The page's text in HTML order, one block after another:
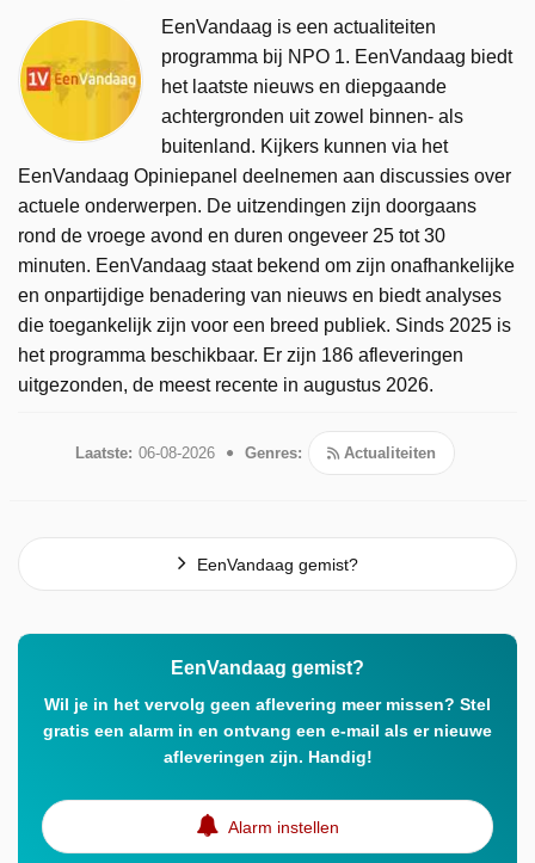
EenVandaag is een actualiteiten
programma bij NPO 1. EenVandaag biedt
het laatste nieuws en diepgaande
achtergronden uit zowel binnen- als
buitenland. Kijkers kunnen via het
EenVandaag Opiniepanel deelnemen aan discussies over
actuele onderwerpen. De uitzendingen zijn doorgaans
rond de vroege avond en duren ongeveer 25 tot 30
minuten. EenVandaag staat bekend om zijn onafhankelijke
en onpartijdige benadering van nieuws en biedt analyses
die toegankelijk zijn voor een breed publiek. Sinds 2025 is
het programma beschikbaar. Er zijn 186 afleveringen
uitgezonden, de meest recente in augustus 2026.
Laatste: 06-08-2026 Genres: Actualiteiten
EenVandaag gemist?
EenVandaag gemist?
Wil je in het vervolg geen aflevering meer missen? Stel
gratis een alarm in en ontvang een e-mail als er nieuwe
afleveringen zijn. Handig!
Alarm instellen